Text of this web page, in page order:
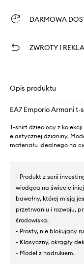
DARMOWA
ZWROTY I
Opis produktu
EA7 Emporio Armani
T-shirt dziecięcy z
elastycznej dzianiny.
materiału idealnego na
- Produkt z serii
wiodąca na świecie
bawełny, której misją
przetrwaniu i rozwoju,
środowiska.
- Prosty, nie blokujący
- Klasyczny, okrągły
- Model z nadrukiem.